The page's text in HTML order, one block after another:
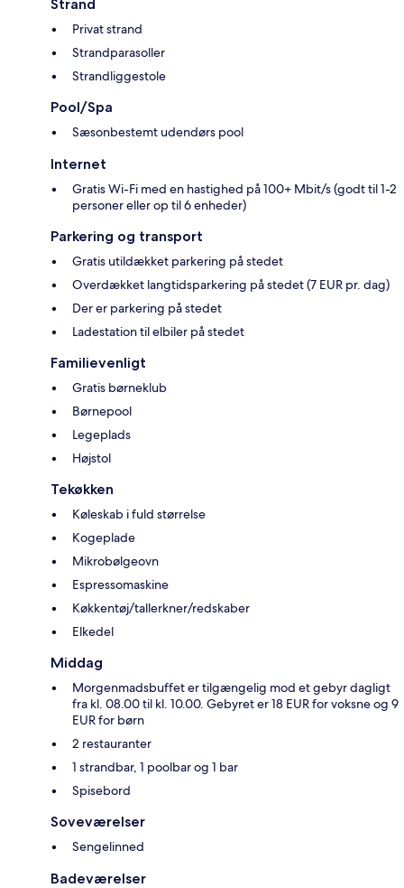
Strand
Privat strand
Strandparasoller
Strandliggestole
Pool/Spa
Sæsonbestemt udendørs pool
Internet
Gratis Wi-Fi med en hastighed på 100+ Mbit/s (godt til 1-2
personer eller op til 6 enheder)
Parkering og transport
Gratis utildækket parkering på stedet
Overdækket langtidsparkering på stedet (7 EUR pr. dag)
Der er parkering på stedet
Ladestation til elbiler på stedet
Familievenligt
Gratis børneklub
Børnepool
Legeplads
Højstol
Tekøkken
Køleskab i fuld størrelse
Kogeplade
Mikrobølgeovn
Espressomaskine
Køkkentøj/tallerkner/redskaber
Elkedel
Middag
Morgenmadsbuffet er tilgængelig mod et gebyr dagligt
fra kl. 08.00 til kl. 10.00. Gebyret er 18 EUR for voksne og 9
EUR for børn
2 restauranter
1 strandbar, 1 poolbar og 1 bar
Spisebord
Soveværelser
Sengelinned
Badeværelser